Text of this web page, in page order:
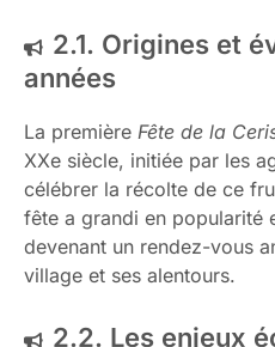
2.1. Origines et
années
La première Fête de la
XXe siècle, initiée par les
célébrer la récolte de ce
fête a grandi en popularité
devenant un rendez-vous
village et ses alentours.
2.2. Les enjeux